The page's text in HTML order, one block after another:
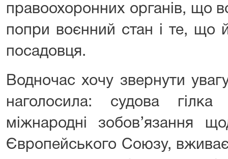
правоохоронних органів, що
попри воєнний стан і те, що
посадовця.
Водночас хочу звернути
наголосила: судова
міжнародні зобов’язання
Європейського Союзу,